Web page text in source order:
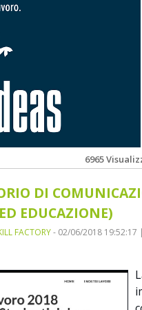
Data Analytics
il titolo di miglior progetto
6965
DI
EDUCAZIONE)
FACTORY- 02/06/2018 19:52:17